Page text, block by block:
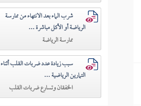
شرب الماء بعد الانتهاء من ممارسة
الرياضة أو الأكل مباشرة ...
ممارسة الرياضة
سبب زيادة عدد ضربات القلب أثناء
التمارين الرياضية ...
الخفقان وتسارع ضربات القلب